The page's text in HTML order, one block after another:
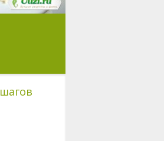
шагов